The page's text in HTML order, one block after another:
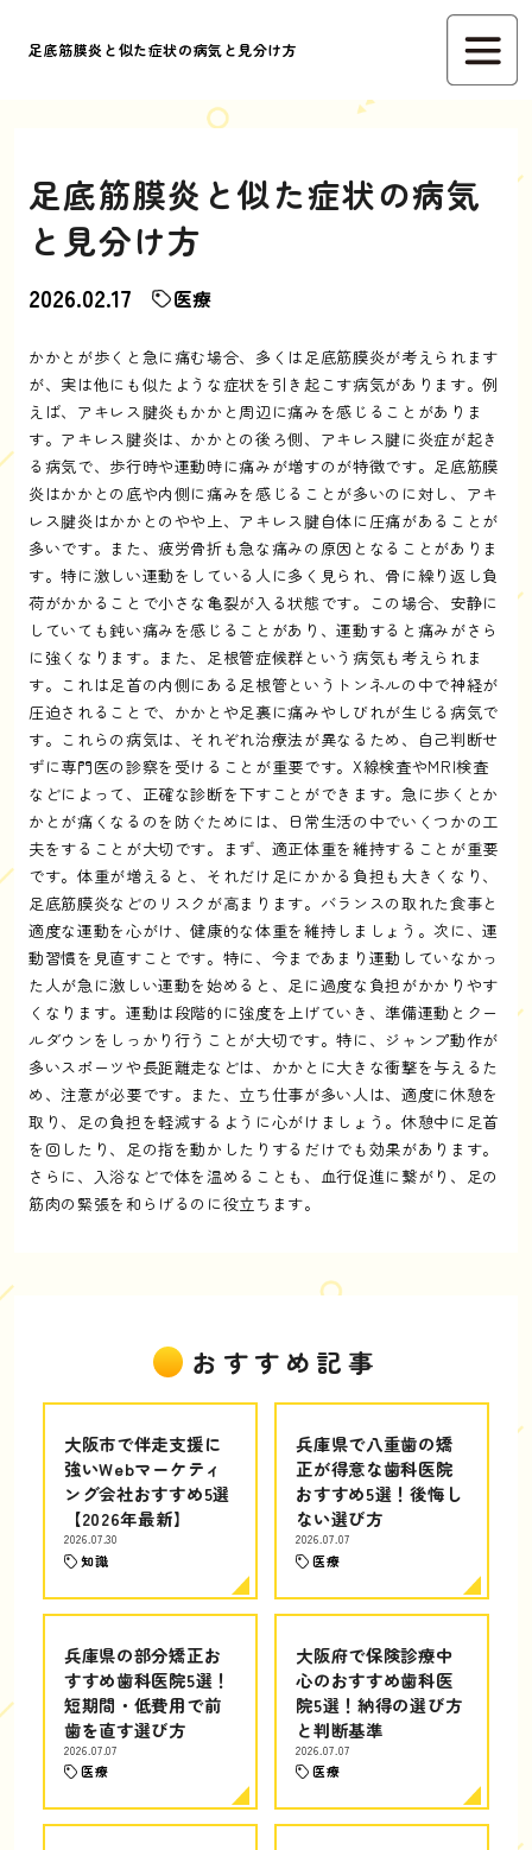
足底筋膜炎と似た症状の病気と見分け方
足底筋膜炎と似た症状の病気
と見分け方
2026.02.17 医療
かかとが歩くと急に痛む場合、多くは足底筋膜炎が考えられます
が、実は他にも似たような症状を引き起こす病気があります。例
えば、アキレス腱炎もかかと周辺に痛みを感じることがありま
す。アキレス腱炎は、かかとの後ろ側、アキレス腱に炎症が起き
る病気で、歩行時や運動時に痛みが増すのが特徴です。足底筋膜
炎はかかとの底や内側に痛みを感じることが多いのに対し、アキ
レス腱炎はかかとのやや上、アキレス腱自体に圧痛があることが
多いです。また、疲労骨折も急な痛みの原因となることがありま
す。特に激しい運動をしている人に多く見られ、骨に繰り返し負
荷がかかることで小さな亀裂が入る状態です。この場合、安静に
していても鈍い痛みを感じることがあり、運動すると痛みがさら
に強くなります。また、足根管症候群という病気も考えられま
す。これは足首の内側にある足根管というトンネルの中で神経が
圧迫されることで、かかとや足裏に痛みやしびれが生じる病気で
す。これらの病気は、それぞれ治療法が異なるため、自己判断せ
ずに専門医の診察を受けることが重要です。X線検査やMRI検査
などによって、正確な診断を下すことができます。急に歩くとか
かとが痛くなるのを防ぐためには、日常生活の中でいくつかの工
夫をすることが大切です。まず、適正体重を維持することが重要
です。体重が増えると、それだけ足にかかる負担も大きくなり、
足底筋膜炎などのリスクが高まります。バランスの取れた食事と
適度な運動を心がけ、健康的な体重を維持しましょう。次に、運
動習慣を見直すことです。特に、今まであまり運動していなかっ
た人が急に激しい運動を始めると、足に過度な負担がかかりやす
くなります。運動は段階的に強度を上げていき、準備運動とクー
ルダウンをしっかり行うことが大切です。特に、ジャンプ動作が
多いスポーツや長距離走などは、かかとに大きな衝撃を与えるた
め、注意が必要です。また、立ち仕事が多い人は、適度に休憩を
取り、足の負担を軽減するように心がけましょう。休憩中に足首
を回したり、足の指を動かしたりするだけでも効果があります。
さらに、入浴などで体を温めることも、血行促進に繋がり、足の
筋肉の緊張を和らげるのに役立ちます。
おすすめ記事
大阪市で伴走支援に
強いWebマーケティ
ング会社おすすめ5選
【2026年最新】
2026.07.30
知識
兵庫県で八重歯の矯
正が得意な歯科医院
おすすめ5選！後悔し
ない選び方
2026.07.07
医療
兵庫県の部分矯正お
すすめ歯科医院5選！
短期間・低費用で前
歯を直す選び方
2026.07.07
医療
大阪府で保険診療中
心のおすすめ歯科医
院5選！納得の選び方
と判断基準
2026.07.07
医療